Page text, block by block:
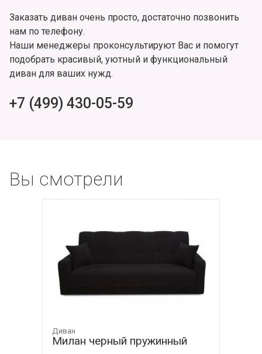
Заказать диван очень просто, достаточно позвонить
нам по телефону.
Наши менеджеры проконсультируют Вас и помогут
подобрать красивый, уютный и функциональный
диван для ваших нужд.
+7 (499) 430-05-59
Вы смотрели
Диван
Милан черный пружинный